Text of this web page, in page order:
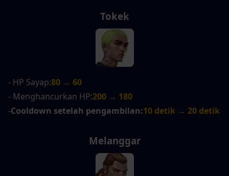
Tokek
- HP Sayap:80 → 60
- Menghancurkan HP:200 → 180
-Cooldown setelah pengambilan:10 detik → 20 detik
Melanggar